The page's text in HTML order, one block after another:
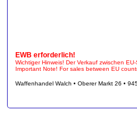
EWB erforderlich!
Wichtiger Hinweis! Der Verkauf zwischen
Important Note! For sales between EU
Waffenhandel Walch • Oberer Markt 26 •